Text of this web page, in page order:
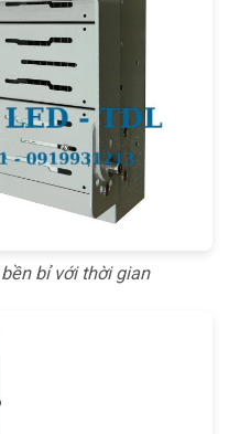
bỉ với thời gian